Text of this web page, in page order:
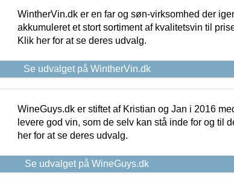
WintherVin.dk er en far og søn-virksomhed der
akkumuleret et stort sortiment af kvalitetsvin til
Klik her for at se deres udvalg.
Se udvalget på WintherVin.dk
WineGuys.dk er stiftet af Kristian og Jan i 2016
levere god vin, som de selv kan stå inde for og til
her for at se deres udvalg.
Se udvalget på WineGuys.dk